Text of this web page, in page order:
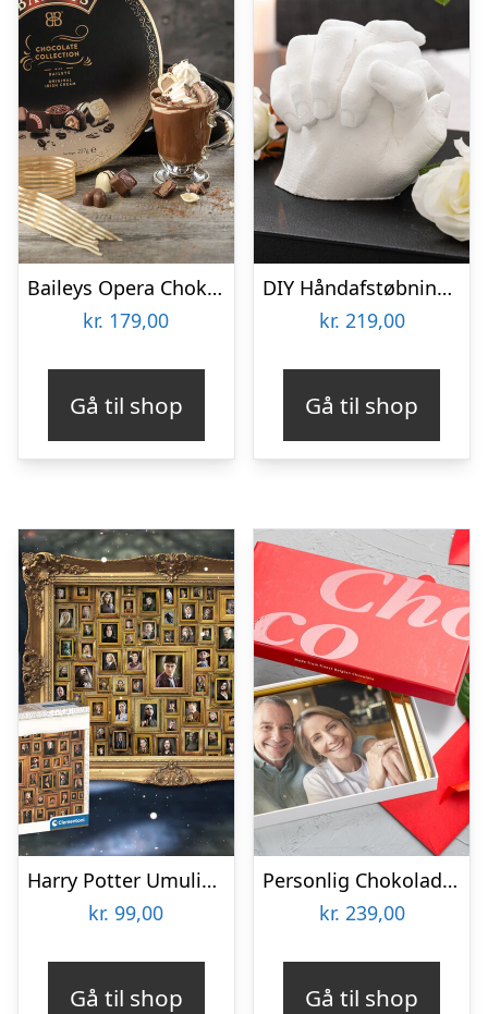
Baileys Opera Chokoladeæske
kr. 179,00
Gå til shop
DIY Håndafstøbningskit – Spralla
kr. 219,00
Gå til shop
Harry Potter Umulig Puslespil
kr. 99,00
Gå til shop
Personlig Chokoladeplade med Billede
kr. 239,00
Gå til shop